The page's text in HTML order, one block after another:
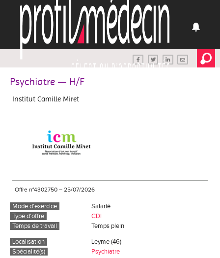
Psychiatre — H/F
Institut Camille Miret
Offre n°4302750 – 25/07/2026
Mode d'exercice
Salarié
Type d'offre
CDI
Temps de travail
Temps plein
Localisation
Leyme (46)
Spécialité(s)
Psychiatre